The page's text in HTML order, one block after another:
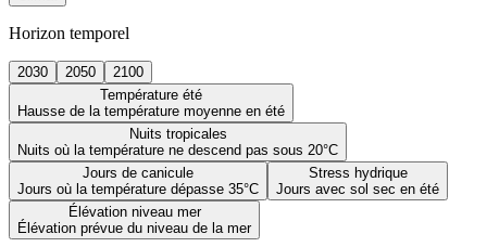
Horizon temporel
2030 2050
2100
Température été
Hausse de la température moyenne en été
Nuits tropicales
Nuits où la température ne descend pas sous 20°C
Jours de canicule
Jours où la température dépasse 35°C
Stress hydrique
Jours avec sol sec en été
Élévation niveau mer
Élévation prévue du niveau de la mer